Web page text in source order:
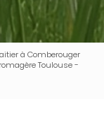
à Comberouger
Toulouse -